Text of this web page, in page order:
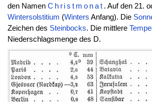
den Namen Christmonat . Auf den 21.
Wintersolstitium (Winters Anfang). Die
Zeichen des Steinbocks. Die mittlere
Niederschlagsmenge des D.